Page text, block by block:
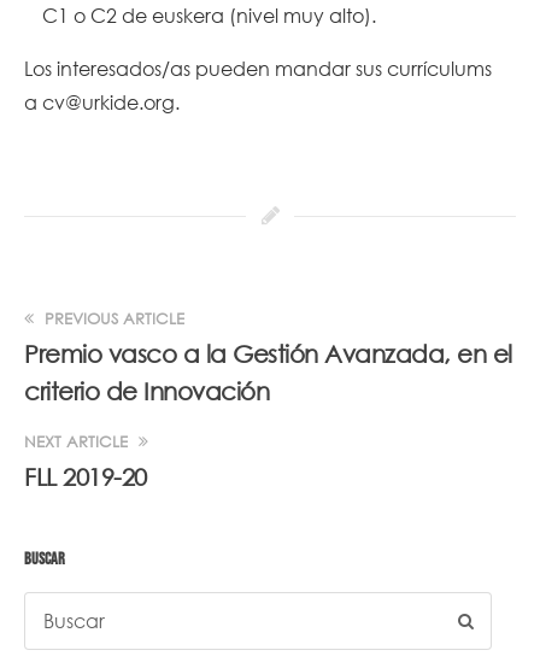
C1 o C2 de euskera (nivel muy alto).
Los interesados/as pueden mandar sus currículums
a cv@urkide.org.
PREVIOUS ARTICLE
Premio vasco a la Gestión Avanzada, en el
criterio de Innovación
NEXT ARTICLE
FLL 2019-20
BUSCAR